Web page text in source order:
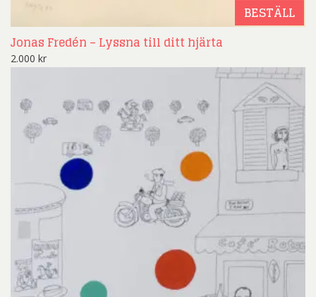
BESTÄLL
Jonas Fredén – Lyssna till ditt hjärta
2.000 kr